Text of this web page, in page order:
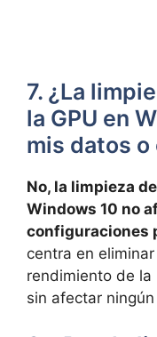
7. ¿La
⁣la GPU en
⁣mis datos
No, la limpieza
Windows 10 no
configuraciones‍
⁤centra en
rendimiento ⁣de
sin afectar⁢